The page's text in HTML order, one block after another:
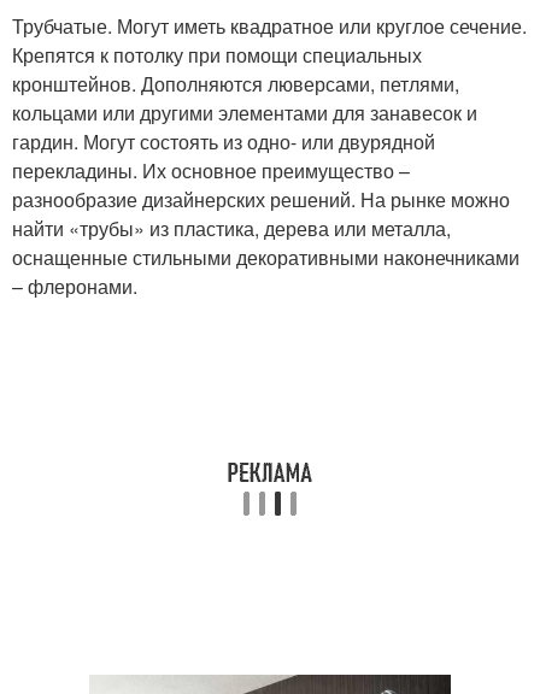
Трубчатые. Могут иметь квадратное или круглое сечение.
Крепятся к потолку при помощи специальных
кронштейнов. Дополняются люверсами, петлями,
кольцами или другими элементами для занавесок и
гардин. Могут состоять из одно- или двурядной
перекладины. Их основное преимущество –
разнообразие дизайнерских решений. На рынке можно
найти «трубы» из пластика, дерева или металла,
оснащенные стильными декоративными наконечниками
– флеронами.